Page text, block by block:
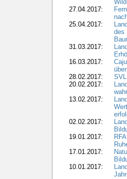
27.04.2017:
25.04.2017:
des
31.03.2017:
16.03.2017:
28.02.2017:
20.02.2017:
13.02.2017:
02.02.2017:
19.01.2017:
17.01.2017:
10.01.2017: